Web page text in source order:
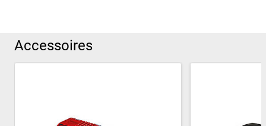
Accessoires